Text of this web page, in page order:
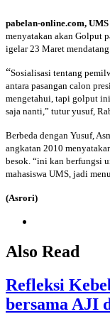
pabelan-online.com, UMS
menyatakan akan Golput
igelar 23 Maret
“Sosialisasi tentang
antara pasangan calon
mengetahui, tapi golput
saja nanti,” tutur yusuf,
Berbeda dengan Yusuf,
angkatan 2010
besok. “ini kan berfungsi
mahasiswa UMS, jadi
(Asrori)
Also Read
Refleksi
bersama AJI